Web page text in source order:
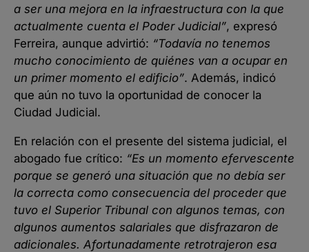
a ser una mejora en la infraestructura con la que
actualmente cuenta el Poder Judicial”, expresó
Ferreira, aunque advirtió: “Todavía no tenemos
mucho conocimiento de quiénes van a ocupar en
un primer momento el edificio”. Además, indicó
que aún no tuvo la oportunidad de conocer la
Ciudad Judicial.
En relación con el presente del sistema judicial, el
abogado fue crítico: “Es un momento efervescente
porque se generó una situación que no debía ser
la correcta como consecuencia del proceder que
tuvo el Superior Tribunal con algunos temas, con
algunos aumentos salariales que disfrazaron de
adicionales. Afortunadamente retrotrajeron esa